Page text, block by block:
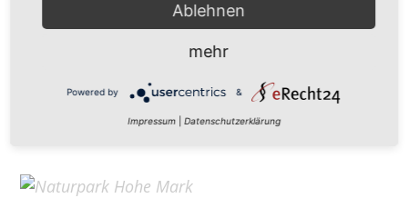
Home
Ablehnen
mehr
Powered by &
Impressum Datenschutzerklärung